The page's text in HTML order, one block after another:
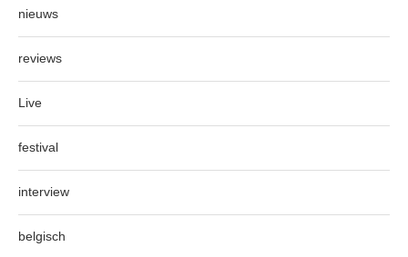
nieuws
reviews
Live
festival
interview
belgisch